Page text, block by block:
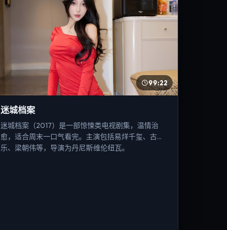
99:22
迷城档案
迷城档案（2017）是一部惊悚类电视剧集，温情治
愈，适合周末一口气看完。主演包括易烊千玺、古天
乐、梁朝伟等，导演为丹尼斯·维伦纽瓦。